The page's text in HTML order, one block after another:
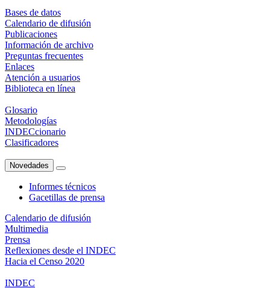
Bases de datos
Calendario de difusión
Publicaciones
Información de archivo
Preguntas frecuentes
Enlaces
Atención a usuarios
Biblioteca en línea
Glosario
Metodologías
INDECcionario
Clasificadores
Novedades
Informes técnicos
Gacetillas de prensa
Calendario de difusión
Multimedia
Prensa
Reflexiones desde el INDEC
Hacia el Censo 2020
INDEC